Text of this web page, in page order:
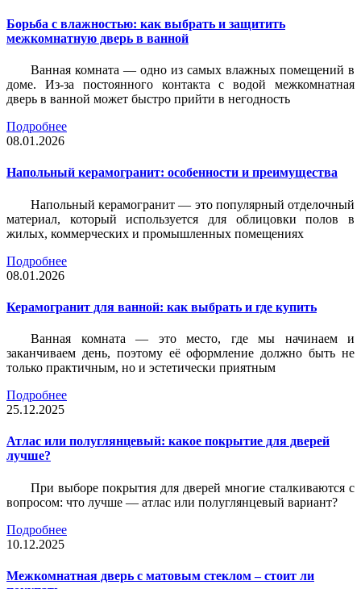
Борьба с влажностью: как выбрать и защитить
межкомнатную дверь в ванной
Ванная комната — одно из самых влажных помещений в
доме. Из-за постоянного контакта с водой межкомнатная
дверь в ванной может быстро прийти в негодность
Подробнее
08.01.2026
Напольный керамогранит: особенности и преимущества
Напольный керамогранит — это популярный отделочный
материал, который используется для облицовки полов в
жилых, коммерческих и промышленных помещениях
Подробнее
08.01.2026
Керамогранит для ванной: как выбрать и где купить
Ванная комната — это место, где мы начинаем и
заканчиваем день, поэтому её оформление должно быть не
только практичным, но и эстетически приятным
Подробнее
25.12.2025
Атлас или полуглянцевый: какое покрытие для дверей
лучше?
При выборе покрытия для дверей многие сталкиваются с
вопросом: что лучше — атлас или полуглянцевый вариант?
Подробнее
10.12.2025
Межкомнатная дверь с матовым стеклом – стоит ли